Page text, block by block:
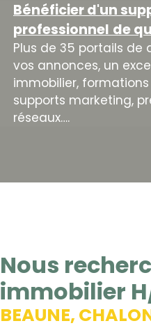
Bénéficier d'un
professionnel de
Plus de 35 portails de
vos annonces, un
immobilier,
supports marketing,
réseaux….
Nous
immobilier
BEAUNE,